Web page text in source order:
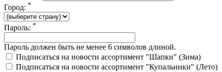
Город: *
Пароль: *
Пароль должен быть не менее 6 символов длиной.
Подписаться на новости ассортимент "Шапки" (Зима)
Подписаться на новости ассортимент "Купальники" (Лето)